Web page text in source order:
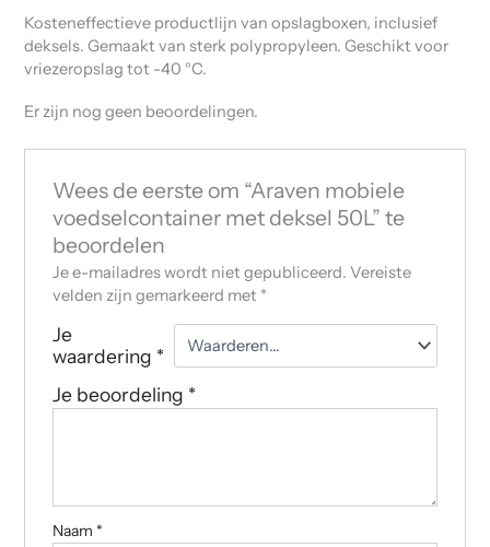
Kosteneffectieve productlijn van opslagboxen, inclusief
deksels. Gemaakt van sterk polypropyleen. Geschikt voor
vriezeropslag tot -40 °C.
Er zijn nog geen beoordelingen.
Wees de eerste om “Araven mobiele
voedselcontainer met deksel 50L” te
beoordelen
Je e-mailadres wordt niet gepubliceerd. Vereiste
velden zijn gemarkeerd met *
Je
waardering *
Je beoordeling *
Naam *